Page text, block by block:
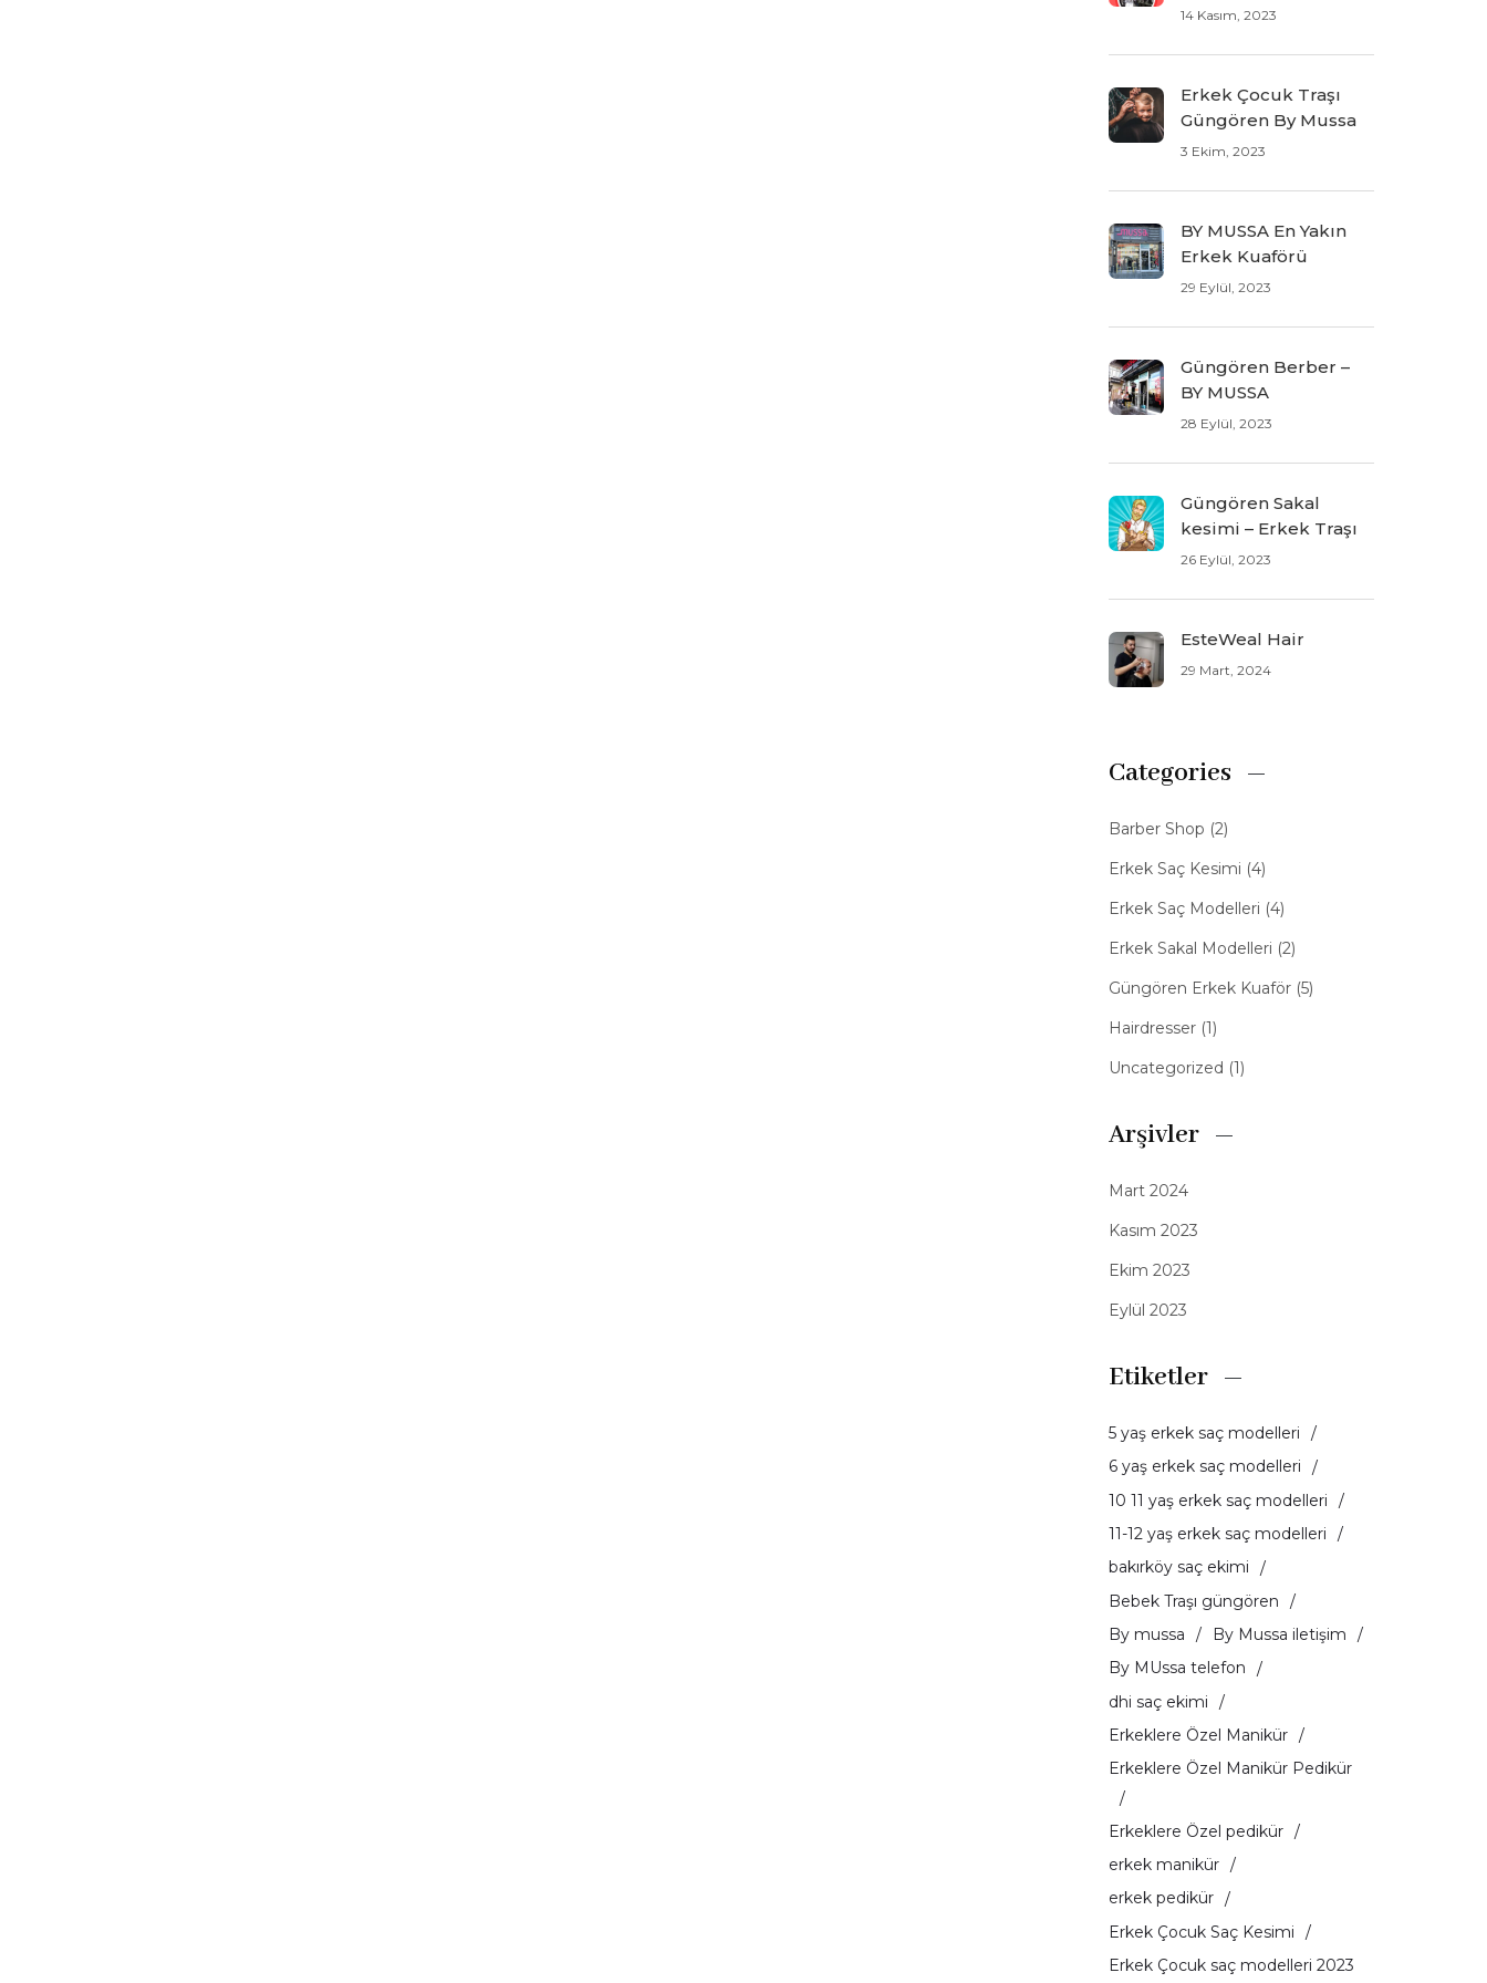
14 Kasım, 2023
Erkek Çocuk Traşı
Güngören By Mussa
3 Ekim, 2023
BY MUSSA En Yakın
Erkek Kuaförü
29 Eylül, 2023
Güngören Berber –
BY MUSSA
28 Eylül, 2023
Güngören Sakal
kesimi – Erkek Traşı
26 Eylül, 2023
EsteWeal Hair
29 Mart, 2024
Categories
Barber Shop (2)
Erkek Saç Kesimi (4)
Erkek Saç Modelleri (4)
Erkek Sakal Modelleri (2)
Güngören Erkek Kuaför (5)
Hairdresser (1)
Uncategorized (1)
Arşivler
Mart 2024
Kasım 2023
Ekim 2023
Eylül 2023
Etiketler
5 yaş erkek saç modelleri
6 yaş erkek saç modelleri
10 11 yaş erkek saç modelleri
11-12 yaş erkek saç modelleri
bakırköy saç ekimi
Bebek Traşı güngören
By mussa
By Mussa iletişim
By MUssa telefon
dhi saç ekimi
Erkeklere Özel Manikür
Erkeklere Özel Manikür Pedikür
Erkeklere Özel pedikür
erkek manikür
erkek pedikür
Erkek Çocuk Saç Kesimi
Erkek Çocuk saç modelleri 2023